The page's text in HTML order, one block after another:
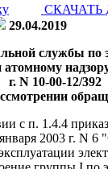
29.04.2019
службы по
атомному
г. N 10-00-12/392
с п. 1.4.4
2003 г. N 6